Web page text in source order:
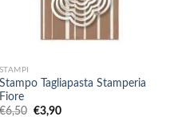
STAMPI
Stampo Tagliapasta Stamperia
Fiore
€6,50 Il
€3,90Il